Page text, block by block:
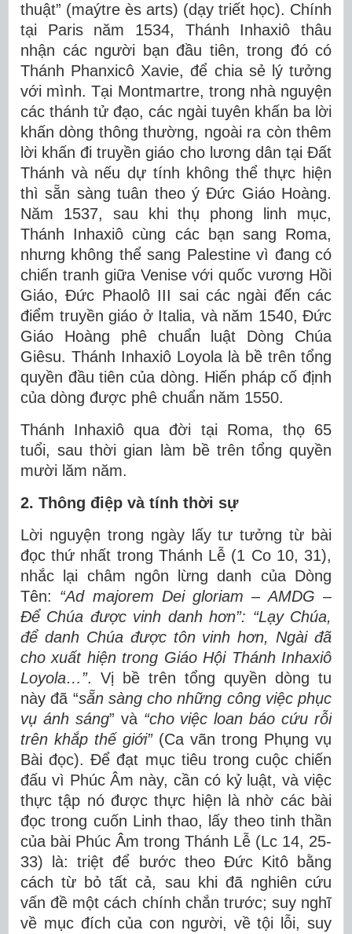
thuật” (maýtre ès arts) (dạy triết học). Chính
tại Paris năm 1534, Thánh Inhaxiô thâu
nhận các người bạn đầu tiên, trong đó có
Thánh Phanxicô Xavie, để chia sẻ lý tưởng
với mình. Tại Montmartre, trong nhà nguyện
các thánh tử đạo, các ngài tuyên khấn ba lời
khấn dòng thông thường, ngoài ra còn thêm
lời khấn đi truyền giáo cho lương dân tại Đất
Thánh và nếu dự tính không thể thực hiện
thì sẵn sàng tuân theo ý Đức Giáo Hoàng.
Năm 1537, sau khi thụ phong linh mục,
Thánh Inhaxiô cùng các bạn sang Roma,
nhưng không thể sang Palestine vì đang có
chiến tranh giữa Venise với quốc vương Hồi
Giáo, Đức Phaolô III sai các ngài đến các
điểm truyền giáo ở Italia, và năm 1540, Đức
Giáo Hoàng phê chuẩn luật Dòng Chúa
Giêsu. Thánh Inhaxiô Loyola là bề trên tổng
quyền đầu tiên của dòng. Hiến pháp cố định
của dòng được phê chuẩn năm 1550.
Thánh Inhaxiô qua đời tại Roma, thọ 65
tuổi, sau thời gian làm bề trên tổng quyền
mười lăm năm.
2. Thông điệp và tính thời sự
Lời nguyện trong ngày lấy tư tưởng từ bài
đọc thứ nhất trong Thánh Lễ (1 Co 10, 31),
nhắc lại châm ngôn lừng danh của Dòng
Tên: “Ad majorem Dei gloriam – AMDG –
Để Chúa được vinh danh hơn”: “Lạy Chúa,
để danh Chúa được tôn vinh hơn, Ngài đã
cho xuất hiện trong Giáo Hội Thánh Inhaxiô
Loyola…”. Vị bề trên tổng quyền dòng tu
này đã “sẵn sàng cho những công việc phục
vụ ánh sáng” và“cho việc loan báo cứu rỗi
trên khắp thế giới”(Ca vãn trong Phụng vụ
Bài đọc). Để đạt mục tiêu trong cuộc chiến
đấu vì Phúc Âm này, cần có kỷ luật, và việc
thực tập nó được thực hiện là nhờ các bài
đọc trong cuốn Linh thao, lấy theo tinh thần
của bài Phúc Âm trong Thánh Lễ (Lc 14, 25-
33) là: triệt để bước theo Đức Kitô bằng
cách từ bỏ tất cả, sau khi đã nghiên cứu
vấn đề một cách chính chắn trước; suy nghĩ
về mục đích của con người, về tội lỗi, suy